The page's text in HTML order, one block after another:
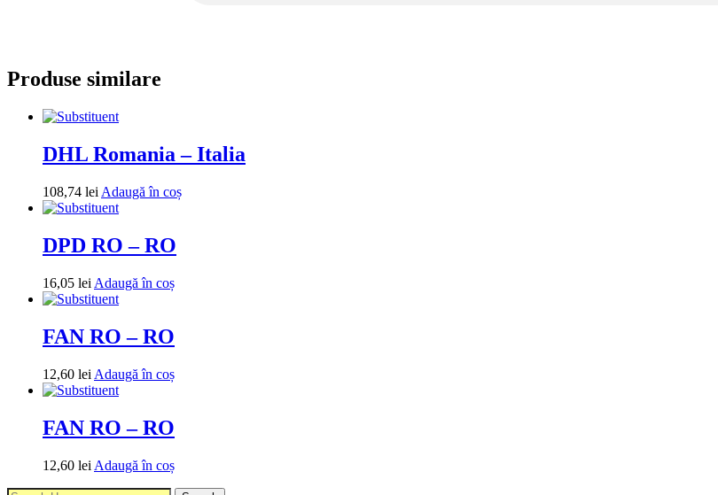
Produse similare
DHL Romania – Italia
108,74 lei Adaugă în coș
DPD RO – RO
16,05 lei Adaugă în coș
FAN RO – RO
12,60 lei Adaugă în coș
FAN RO – RO
12,60 lei Adaugă în coș